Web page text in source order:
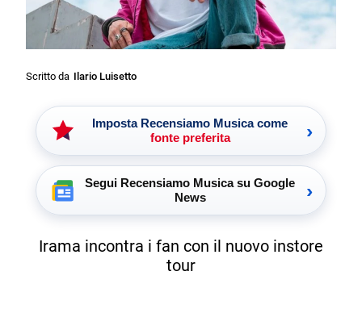
Scritto da Ilario Luisetto
Imposta Recensiamo Musica come
fonte preferita
›
Segui Recensiamo Musica su Google
News
›
Irama incontra i fan con il nuovo instore
tour